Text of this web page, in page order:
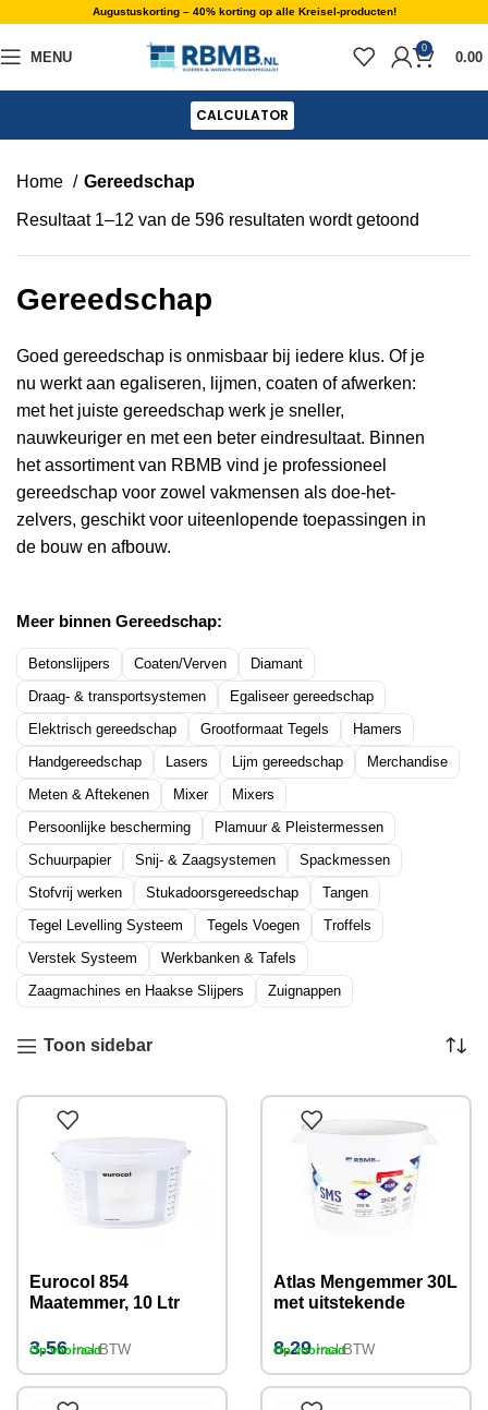
Augustuskorting – 40% korting op alle Kreisel-producten!
MENU
0
0.00
CALCULATOR
Home Gereedschap
Resultaat 1–12 van de 596 resultaten wordt getoond
Gereedschap
Goed gereedschap is onmisbaar bij iedere klus. Of je
nu werkt aan egaliseren, lijmen, coaten of afwerken:
met het juiste gereedschap werk je sneller,
nauwkeuriger en met een beter eindresultaat. Binnen
het assortiment van RBMB vind je professioneel
gereedschap voor zowel vakmensen als doe-het-
zelvers, geschikt voor uiteenlopende toepassingen in
de bouw en afbouw.
Meer binnen Gereedschap:
Betonslijpers Coaten/Verven
Diamant
Draag- & transportsystemen
Egaliseer gereedschap
Elektrisch gereedschap
Grootformaat Tegels
Hamers
Handgereedschap
Lasers Lijm gereedschap
Merchandise
Meten & Aftekenen
Mixer
Mixers
Persoonlijke bescherming
Plamuur & Pleistermessen
Schuurpapier
Snij- & Zaagsystemen
Spackmessen
Stofvrij werken
Stukadoorsgereedschap
Tangen
Tegel Levelling Systeem
Tegels Voegen
Troffels
Verstek Systeem
Werkbanken & Tafels
Zaagmachines en Haakse Slijpers
Zuignappen
Toon sidebar
Eurocol 854
Maatemmer, 10 Ltr
3.56 Incl BTW
Op voorraad
Atlas Mengemmer 30L
met uitstekende
8.29 Incl BTW
Op voorraad